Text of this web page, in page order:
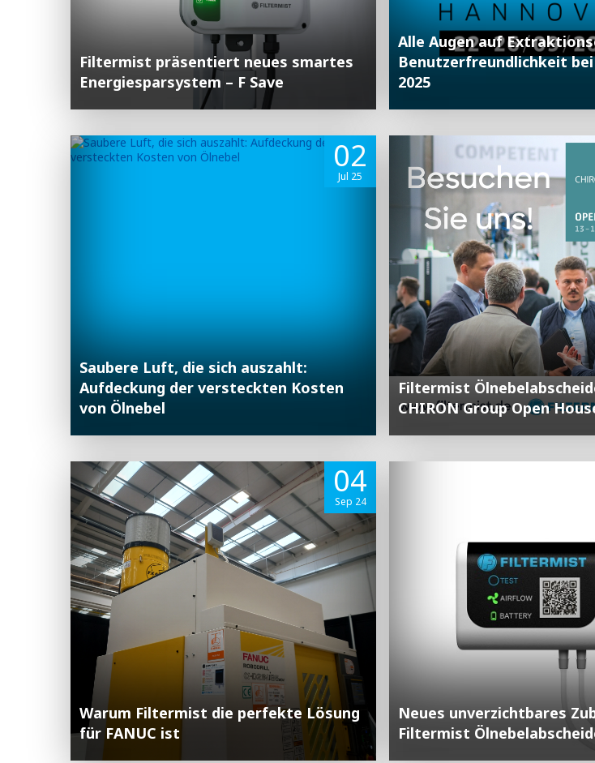
Filtermist präsentiert neues smartes
Energiesparsystem – F Save
Alle Augen auf
Benutzerfreundlichkeit bei
2025
Saubere Luft, die sich auszahlt:
Aufdeckung der versteckten Kosten
von Ölnebel
02
Jul 25
Filtermist
CHIRON Group Open
Warum Filtermist die perfekte Lösung
für FANUC ist
04
Sep 24
Neues unverzichtbares
Filtermist